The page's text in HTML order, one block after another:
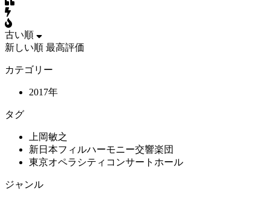
古い順
新しい順 最高評価
カテゴリー
2017年
タグ
上岡敏之
新日本フィルハーモニー交響楽団
東京オペラシティコンサートホール
ジャンル